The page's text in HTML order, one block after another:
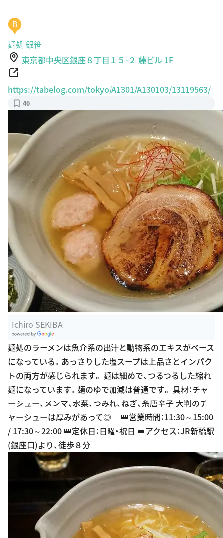
B
麺処 銀笹
東京都中央区銀座８丁目１５-２ 藤ビル 1F
https://tabelog.com/tokyo/A1301/A130103/13119563/
40
Ichiro SEKIBA
oogle Plac
es
麺処のラーメンは魚介系の出汁と動物系のエキスがベース
になっている。あっさりした塩スープは上品さとインパク
トの両方が感じられます。 麺は細めで、つるつるした縮れ
麺になっています。麺のゆで加減は普通です。 具材：チャ
ーシュー、メンマ、水菜、つみれ、ねぎ、糸唐辛子 大判のチ
ャーシューは厚みがあって◎ 👑営業時間：11:30～15:00
/ 17:30～22:00 👑定休日：日曜・祝日 👑アクセス：JR新橋駅
(銀座口)より、徒歩８分